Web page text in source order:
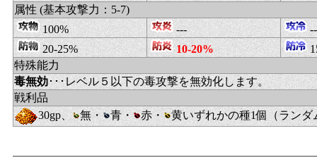
属性 (基本攻撃力：5-7)
100%
---
20-25%
10-20%
特殊能力
毒無効･･･レベル５以下の毒攻撃を無効化します。
戦利品
30gp、
無・ 青・ 赤・ 黄いずれかの種1個（ランダ